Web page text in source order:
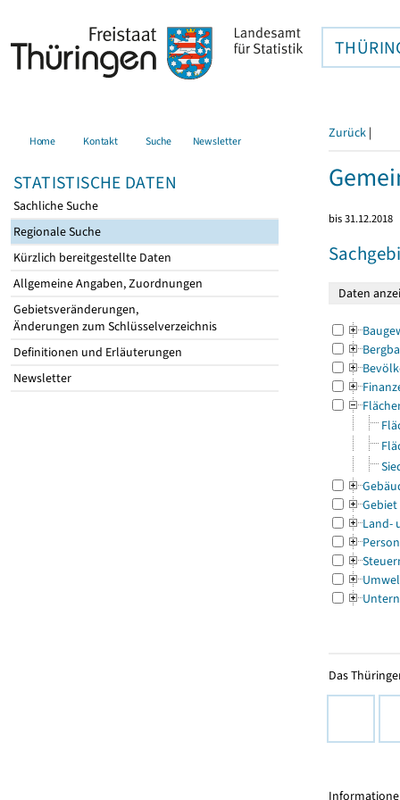
Home Kontakt Suche Newsletter
STATISTISCHE DATEN
Sachliche Suche
Regionale Suche
Kürzlich bereitgestellte Daten
Allgemeine Angaben, Zuordnungen
Gebietsveränderungen,
Änderungen zum Schlüsselverzeichnis
Definitionen und Erläuterungen
Newsletter
Zurück |
bis 31.12.2018
Gebiet
Land-
Das